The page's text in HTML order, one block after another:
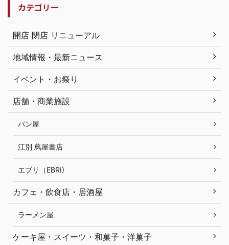
カテゴリー
開店 閉店 リニューアル
地域情報・最新ニュース
イベント・お祭り
店舗・商業施設
パン屋
江別 蔦屋書店
エブリ（EBRI)
カフェ・飲食店・居酒屋
ラーメン屋
ケーキ屋・スイーツ・和菓子・洋菓子